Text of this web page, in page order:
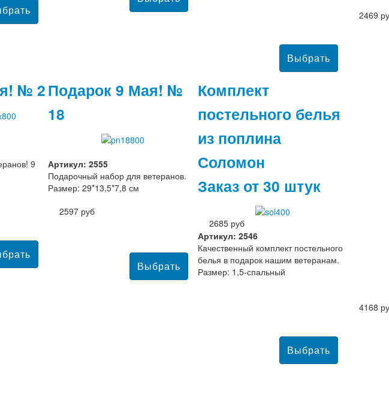
2469
№ 2
9
2597 руб
Подарок 9 Мая! №
18
Артикул: 2555
Подарочный набор для ветеранов.
Размер: 29*13,5*7,8 см
2685 руб
Комплект
постельного белья
из поплина
Соломон
Заказ от 30 штук
Артикул: 2546
Качественный комплект постельного
белья в подарок нашим ветеранам.
Размер: 1,5-спальный
4168